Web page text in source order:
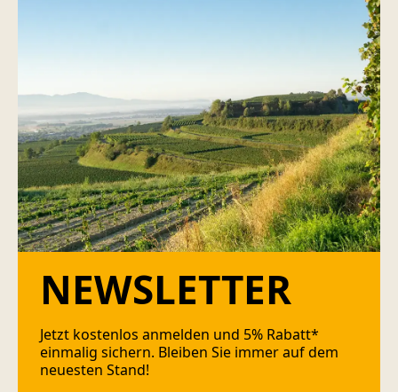
NEWSLETTER
Jetzt kostenlos anmelden und 5% Rabatt*
einmalig sichern. Bleiben Sie immer auf dem
neuesten Stand!